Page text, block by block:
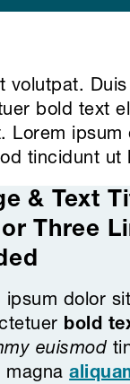
bold text
Lorem
tincidunt ut
& Text
Three
ipsum dolor
bold
euismod
magna